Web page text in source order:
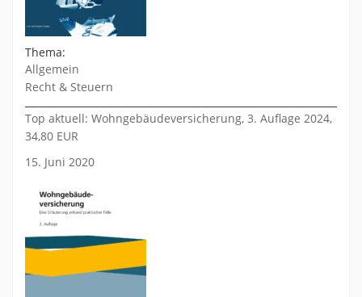
Thema:
Allgemein
Recht & Steuern
Top aktuell: Wohngebäudeversicherung, 3. Auflage 2024,
34,80 EUR
15. Juni 2020